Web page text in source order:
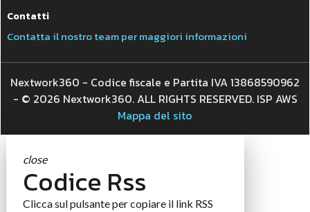
Contatti
Contatta il nostro team per maggiori informazioni
Nextwork360 - Codice fiscale e Partita IVA 13868590962
- © 2026 Nextwork360. ALL RIGHTS RESERVED. ISP AWS
Mappa del sito
close
Codice Rss
Clicca sul pulsante per copiare il link RSS